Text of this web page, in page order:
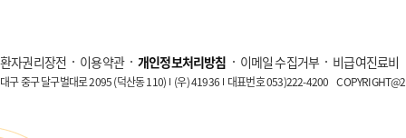
환자권리장전 이용약관 개인정보처리방침 이메일 수집거부 비급여진료비
대구 중구 달구벌대로 2095 (덕산동 110) (우) 41936 대표번호 053)222-4200